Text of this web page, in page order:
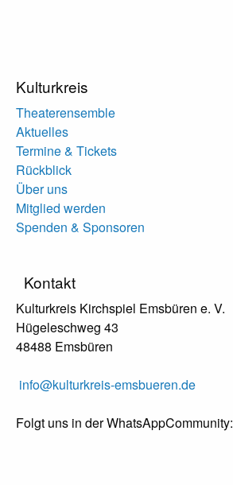
Kulturkreis
Theaterensemble
Aktuelles
Termine & Tickets
Rückblick
Über uns
Mitglied werden
Spenden & Sponsoren
Kontakt
Kulturkreis Kirchspiel Emsbüren e. V.
Hügeleschweg 43
48488 Emsbüren
info@kulturkreis-emsbueren.de
Folgt uns in der WhatsAppCommunity: